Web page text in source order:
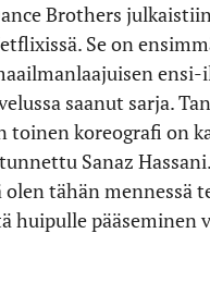
Brothers
Se on
ensi-
saanut sarja.
toinen koreografi on
Sanaz
tähän mennessä
huipulle pääseminen